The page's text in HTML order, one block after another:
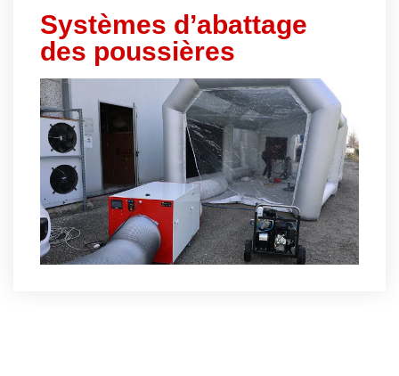
Systèmes d’abattage
des poussières